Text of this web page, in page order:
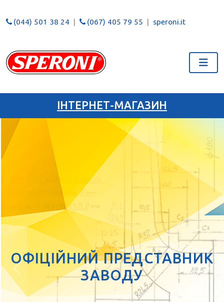
(044) 501 38 24 (067) 405 79 55 speroni.it
ІНТЕРНЕТ-МАГАЗИН
ОФІЦІЙНИЙ ПРЕДСТАВНИК
ЗАВОДУ
Previous Next